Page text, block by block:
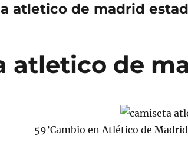
atletico de madrid
atletico de
59’Cambio en Atlético de